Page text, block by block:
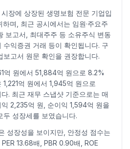
16730-2.51 276779
183209.50
261890
16650 -9.12 234551
16130-3.12 282980
170005.39 199945
16760-1.41 157088
15700-6.32147597
159301.46 89943
15640-1.82 132087
163404.48 111254
15900-2.69109723
장에 상장된 생명보험 전문 기업입
며, 최근 공시에서는 임원·주요주
보고서, 최대주주 등 소유주식 변동
수익증권 거래 등이 확인됩니다. 구
보고서 원문 확인을 권장합니다.
억 원에서 51,884억 원으로 8.2%
억 원에서 1,945억 원으로
. 최근 재무 스냅샷 기준으로는 매
2,235억 원, 순이익 1,594억 원을
두 성장세를 보였습니다.
성장성을 보이지만, 안정성 점수는
13.68배, PBR 0.90배, ROE